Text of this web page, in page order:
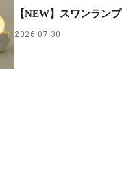
【NEW】スワンランプ
2026.07.30